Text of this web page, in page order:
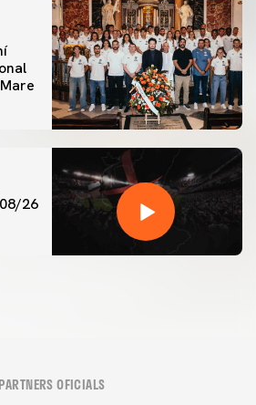
26
PARTNERS OFICIALS